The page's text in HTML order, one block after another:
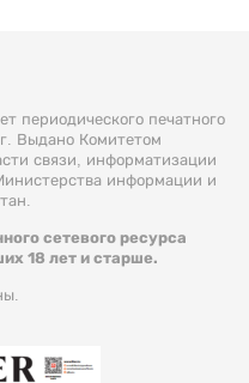
периодического печатного
Выдано Комитетом
связи, информатизации
информации и
сетевого ресурса
18 лет и старше.